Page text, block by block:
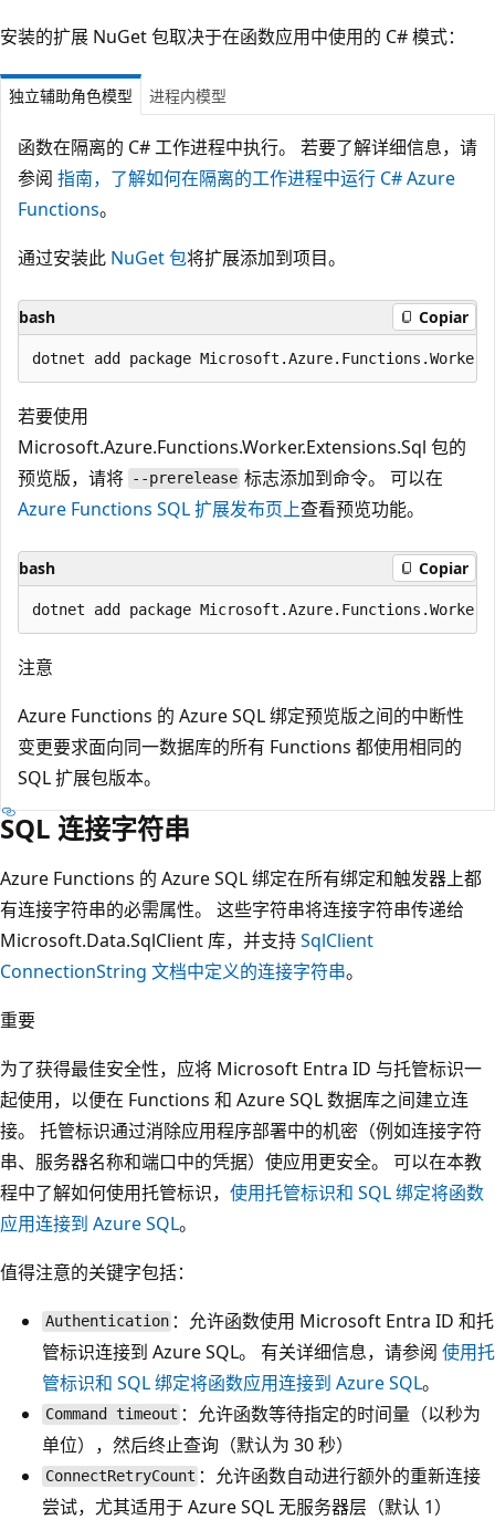
安装的扩展 NuGet 包取决于在函数应用中使用的 C# 模式：
独立辅助角色模型 进程内模型
函数在隔离的 C# 工作进程中执行。 若要了解详细信息，请
参阅 指南，了解如何在隔离的工作进程中运行 C# Azure
Functions。
通过安装此 NuGet 包将扩展添加到项目。
bash Copiar
若要使用
Microsoft.Azure.Functions.Worker.Extensions.Sql 包的
预览版，请将 --prerelease 标志添加到命令。 可以在
Azure Functions SQL 扩展发布页上查看预览功能。
bash Copiar
注意
Azure Functions 的 Azure SQL 绑定预览版之间的中断性
变更要求面向同一数据库的所有 Functions 都使用相同的
SQL 扩展包版本。
SQL 连接字符串
Azure Functions 的 Azure SQL 绑定在所有绑定和触发器上都
有连接字符串的必需属性。 这些字符串将连接字符串传递给
Microsoft.Data.SqlClient 库，并支持SqlClient
ConnectionString 文档中定义的连接字符串。
重要
为了获得最佳安全性，应将 Microsoft Entra ID 与托管标识一
起使用，以便在 Functions 和 Azure SQL 数据库之间建立连
接。 托管标识通过消除应用程序部署中的机密（例如连接字符
串、服务器名称和端口中的凭据）使应用更安全。 可以在本教
程中了解如何使用托管标识， 使用托管标识和 SQL 绑定将函数
应用连接到 Azure SQL。
值得注意的关键字包括：
Authentication ：允许函数使用 Microsoft Entra ID 和托
管标识连接到 Azure SQL。 有关详细信息，请参阅 使用托
管标识和 SQL 绑定将函数应用连接到 Azure SQL。
Command timeout ：允许函数等待指定的时间量（以秒为
单位），然后终止查询（默认为 30 秒）
ConnectRetryCount ：允许函数自动进行额外的重新连接
尝试，尤其适用于 Azure SQL 无服务器层（默认 1）